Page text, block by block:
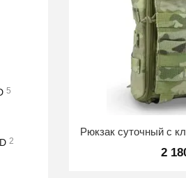
2
5
2